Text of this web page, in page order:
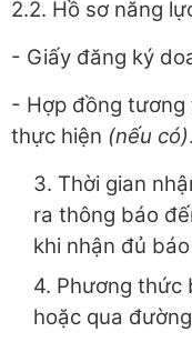
2.2. Hồ sơ năng
- Giấy đăng ký
- Hợp đồng tương
thực hiện (nếu có).
3. Thời gian
ra thông báo
khi nhận đủ
4. Phương thức
hoặc qua